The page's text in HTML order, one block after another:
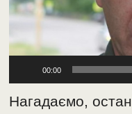
00:00
Нагадаємо,